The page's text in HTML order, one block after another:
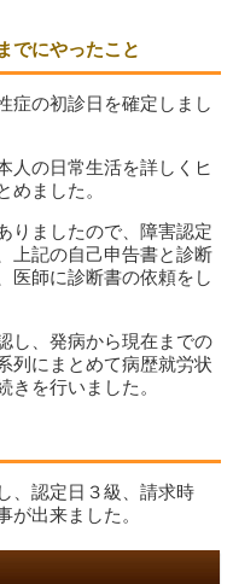
でにやったこと
症の初診日を確定しまし
人の日常生活を詳しくヒ
めました。
りましたので、障害認定
上記の自己申告書と診断
医師に診断書の依頼をし
し、発病から現在までの
列にまとめて病歴就労状
きを行いました。
、認定日３級、請求時
が出来ました。